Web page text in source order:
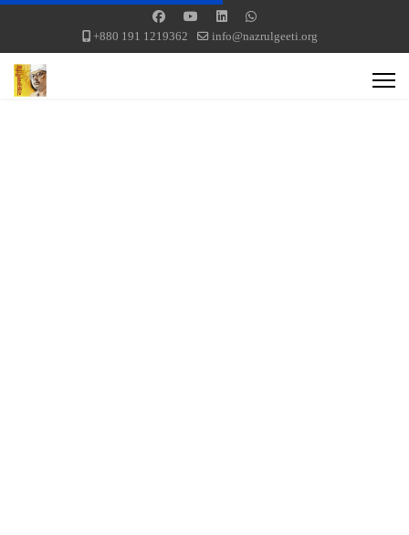
+880 191 1219362 info@nazrulgeeti.org